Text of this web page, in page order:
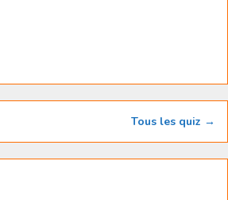
Tous les quiz →